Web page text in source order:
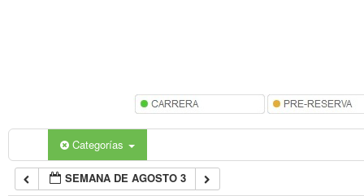
Categorías
SEMANA DE AGOSTO 3
7:00